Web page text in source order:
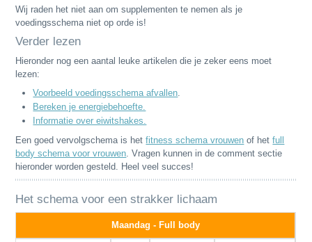
Wij raden het niet aan om supplementen te nemen als je
voedingsschema niet op orde is!
Verder lezen
Hieronder nog een aantal leuke artikelen die je zeker eens moet
lezen:
Voorbeeld voedingsschema afvallen.
Bereken je energiebehoefte.
Informatie over eiwitshakes.
Een goed vervolgschema is hetfitness schema vrouwen of hetfull
body schema voor vrouwen. Vragen kunnen in de comment sectie
hieronder worden gesteld. Heel veel succes!
Het schema voor een strakker lichaam
Maandag - Full body